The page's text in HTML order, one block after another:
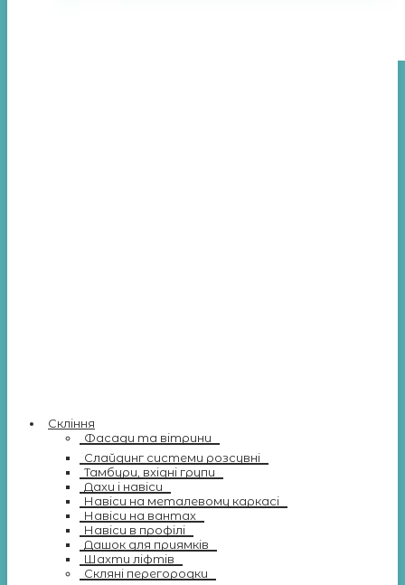
Скління
Фасади та вітрини
Слайдинг системи розсувні
Тамбури, вхідні групи
Дахи і навіси
Навіси на металевому каркасі
Навіси на вантах
Навіси в профілі
Дашок для приямків
Шахти ліфтів
Скляні перегородки